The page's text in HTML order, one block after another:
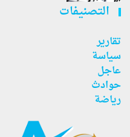
التصنيفات
تقارير
سياسة
عاجل
حوادث
رياضة